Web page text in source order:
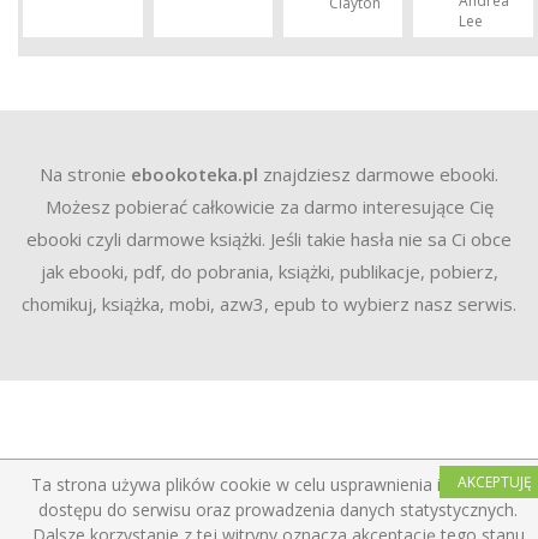
Ta strona używa plików cookie w celu usprawnienia i ułatwienia
dostępu do serwisu oraz prowadzenia danych statystycznych.
AKCEPTUJĘ
Lee
Na stronie ebookoteka.pl znajdziesz darmowe ebooki.
Możesz pobierać całkowicie za darmo interesujące Cię
ebooki czyli darmowe książki. Jeśli takie hasła nie sa Ci obce
jak ebooki, pdf, do pobrania, książki, publikacje, pobierz,
chomikuj, książka, mobi, azw3, epub to wybierz nasz serwis.